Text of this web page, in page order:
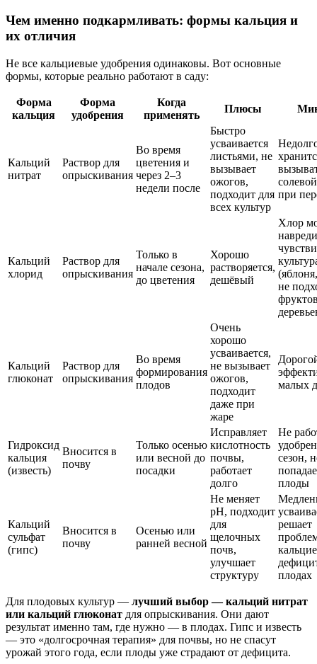
Чем именно подкармливать: формы кальция и
их отличия
Не все кальциевые удобрения одинаковы. Вот основные
формы, которые реально работают в саду:
Форма
кальция
Форма
удобрения
Когда
применять
Плюсы
Кальций
нитрат
Раствор для
опрыскивания
Во время
цветения и
через 2–3
недели после
Быстро
усваивается
листьями, не
вызывает
ожогов,
подходит для
всех культур
при
Кальций
хлорид
Раствор для
опрыскивания
Только в
начале сезона,
до цветения
Хорошо
растворяется,
дешёвый
Хлор
не
Кальций
глюконат
Раствор для
опрыскивания
Во время
формирования
плодов
Очень
хорошо
усваивается,
не вызывает
ожогов,
подходит
даже при
жаре
малых
Гидроксид
кальция
(известь)
Вносится в
почву
Только осенью
или весной до
посадки
Исправляет
кислотность
почвы,
работает
долго
Не
сезон,
плоды
Кальций
сульфат
(гипс)
Вносится в
почву
Осенью или
ранней весной
Не меняет
pH, подходит
для
щелочных
почв,
улучшает
структуру
решает
плодах
Для плодовых культур — лучший выбор — кальций нитрат
или кальций глюконат для опрыскивания. Они дают
результат именно там, где нужно — в плодах. Гипс и известь
— это «долгосрочная терапия» для почвы, но не спасут
урожай этого года, если плоды уже страдают от дефицита.